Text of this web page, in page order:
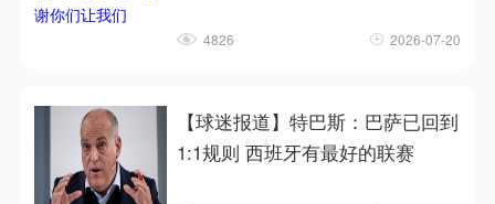
4826 2026-07-20
【球迷报道】特巴斯：巴萨已回到
1:1规则 西班牙有最好的联赛